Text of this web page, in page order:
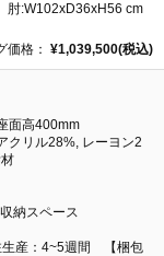
肘:W102xD36xH56 cm
価格： ¥1,039,500(税込)
面高400mm
クリル28%, レーヨン2
納スペース
生産：4~5週間 【梱包